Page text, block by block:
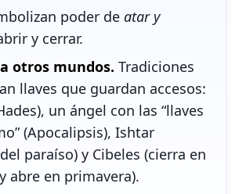
poder deatar y
y cerrar.
otros mundos. Tradiciones
llaves que guardan accesos:
un ángel con las “llaves
(Apocalipsis), Ishtar
paraíso) y Cibeles (cierra en
abre en primavera).